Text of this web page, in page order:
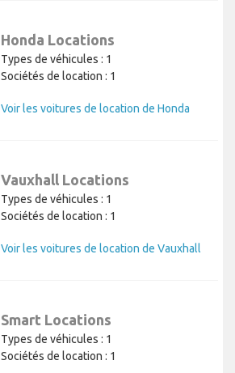
Honda Locations
Types de véhicules : 1
Sociétés de location : 1
Voir les voitures de location de Honda
Vauxhall Locations
Types de véhicules : 1
Sociétés de location : 1
Voir les voitures de location de Vauxhall
Smart Locations
Types de véhicules : 1
Sociétés de location : 1